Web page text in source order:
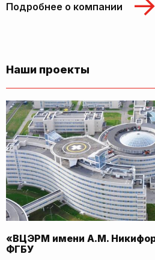
Подробнее о компании
Наши проекты
«ВЦЭРМ имени А.М.
ФГБУ